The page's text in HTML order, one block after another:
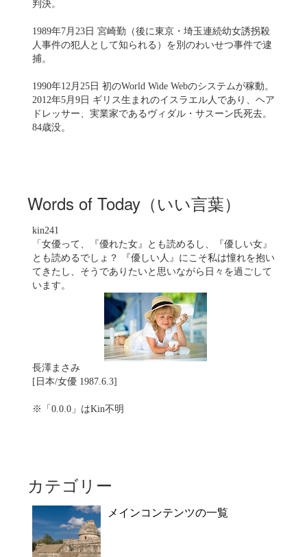
判決。
1989年7月23日 宮崎勤（後に東京・埼玉連続幼女誘拐殺
人事件の犯人として知られる）を別のわいせつ事件で逮
捕。
1990年12月25日 初のWorld Wide Webのシステムが稼動。
2012年5月9日 ギリス生まれのイスラエル人であり、ヘア
ドレッサー、実業家であるヴィダル・サスーン氏死去。
84歳没。
Words of Today（いい言葉）
kin241
「女優って、『優れた女』とも読めるし、『優しい女』
とも読めるでしょ？ 『優しい人』にこそ私は憧れを抱い
てきたし、そうでありたいと思いながら日々を過ごして
います。
長澤まさみ
[日本/女優 1987.6.3]
※「0.0.0」はKin不明
カテゴリー
メインコンテンツの一覧